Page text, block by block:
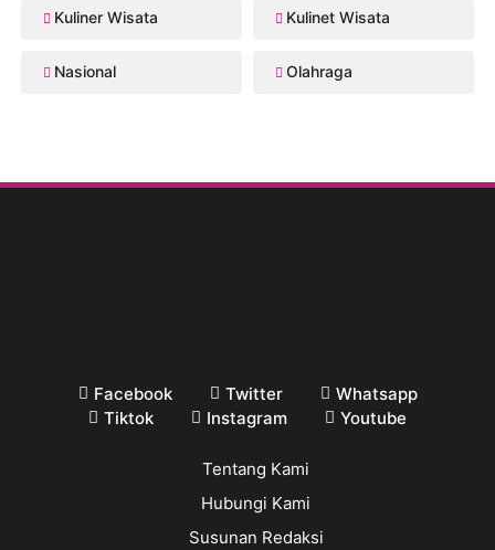
Kuliner Wisata Kulinet Wisata
Nasional Olahraga
Facebook Twitter
Whatsapp
Tiktok
Instagram Youtube
Tentang Kami
Hubungi Kami
Susunan Redaksi